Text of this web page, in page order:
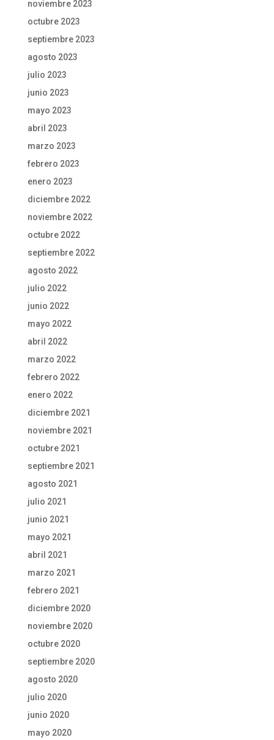
noviembre 2023
octubre 2023
septiembre 2023
agosto 2023
julio 2023
junio 2023
mayo 2023
abril 2023
marzo 2023
febrero 2023
enero 2023
diciembre 2022
noviembre 2022
octubre 2022
septiembre 2022
agosto 2022
julio 2022
junio 2022
mayo 2022
abril 2022
marzo 2022
febrero 2022
enero 2022
diciembre 2021
noviembre 2021
octubre 2021
septiembre 2021
agosto 2021
julio 2021
junio 2021
mayo 2021
abril 2021
marzo 2021
febrero 2021
diciembre 2020
noviembre 2020
octubre 2020
septiembre 2020
agosto 2020
julio 2020
junio 2020
mayo 2020